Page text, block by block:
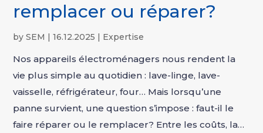
remplacer ou réparer?
bySEM |16.12.2025 | Expertise
Nos appareils électroménagers nous rendent la
vie plus simple au quotidien : lave-linge, lave-
vaisselle, réfrigérateur, four… Mais lorsqu’une
panne survient, une question s’impose : faut-il le
faire réparer ou le remplacer? Entre les coûts, la…